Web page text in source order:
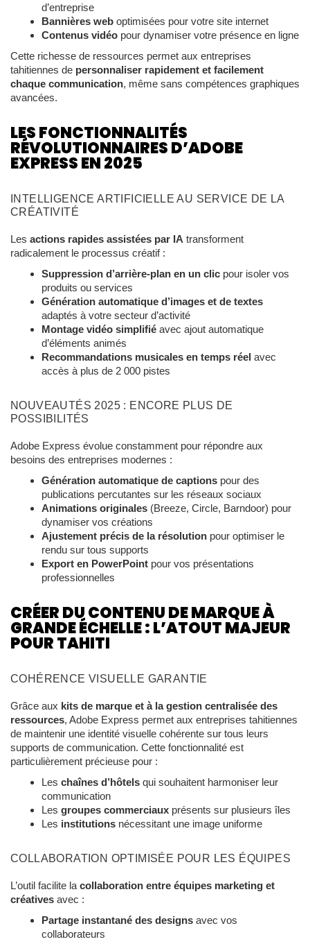
d’entreprise
Bannières web optimisées pour votre site internet
Contenus vidéo pour dynamiser votre présence en ligne
Cette richesse de ressources permet aux entreprises
tahitiennes de personnaliser rapidement et facilement
chaque communication, même sans compétences graphiques
avancées.
LES FONCTIONNALITÉS
RÉVOLUTIONNAIRES D’ADOBE
EXPRESS EN 2025
INTELLIGENCE ARTIFICIELLE AU SERVICE DE LA
CRÉATIVITÉ
Les actions rapides assistées par IA transforment
radicalement le processus créatif :
Suppression d’arrière-plan en un clic pour isoler vos
produits ou services
Génération automatique d’images et de textes
adaptés à votre secteur d’activité
Montage vidéo simplifié avec ajout automatique
d’éléments animés
Recommandations musicales en temps réel avec
accès à plus de 2 000 pistes
NOUVEAUTÉS 2025 : ENCORE PLUS DE
POSSIBILITÉS
Adobe Express évolue constamment pour répondre aux
besoins des entreprises modernes :
Génération automatique de captions pour des
publications percutantes sur les réseaux sociaux
Animations originales (Breeze, Circle, Barndoor) pour
dynamiser vos créations
Ajustement précis de la résolution pour optimiser le
rendu sur tous supports
Export en PowerPoint pour vos présentations
professionnelles
CRÉER DU CONTENU DE MARQUE À
GRANDE ÉCHELLE : L’ATOUT MAJEUR
POUR TAHITI
COHÉRENCE VISUELLE GARANTIE
Grâce aux kits de marque et à la gestion centralisée des
ressources, Adobe Express permet aux entreprises tahitiennes
de maintenir une identité visuelle cohérente sur tous leurs
supports de communication. Cette fonctionnalité est
particulièrement précieuse pour :
Les chaînes d’hôtels qui souhaitent harmoniser leur
communication
Les groupes commerciaux présents sur plusieurs îles
Les institutions nécessitant une image uniforme
COLLABORATION OPTIMISÉE POUR LES ÉQUIPES
L’outil facilite la collaboration entre équipes marketing et
créatives avec :
Partage instantané des designs avec vos
collaborateurs